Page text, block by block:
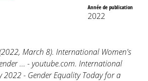
Année de publication
2022
March 8). International Women's
... - youtube.com. International
2022 - Gender Equality Today for a